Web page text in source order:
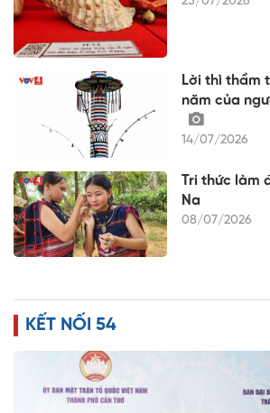
Lời thì thầm
năm của
14/07/2026
Tri thức làm
Na
08/07/2026
KẾT NỐI 54